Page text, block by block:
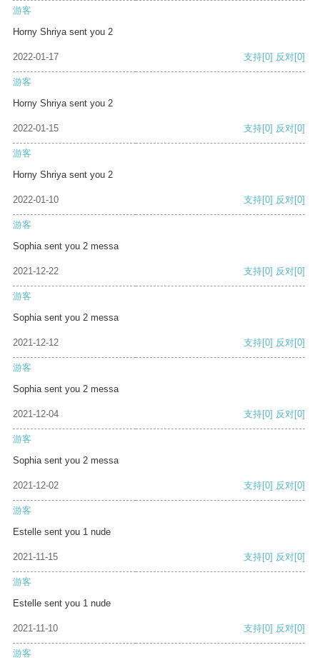
游客
Horny Shriya sent you 2
2022-01-17 支持[0] 反对[0]
游客
Horny Shriya sent you 2
2022-01-15 支持[0] 反对[0]
游客
Horny Shriya sent you 2
2022-01-10 支持[0] 反对[0]
游客
Sophia sent you 2 messa
2021-12-22 支持[0] 反对[0]
游客
Sophia sent you 2 messa
2021-12-12 支持[0] 反对[0]
游客
Sophia sent you 2 messa
2021-12-04 支持[0] 反对[0]
游客
Sophia sent you 2 messa
2021-12-02 支持[0] 反对[0]
游客
Estelle sent you 1 nude
2021-11-15 支持[0] 反对[0]
游客
Estelle sent you 1 nude
2021-11-10 支持[0] 反对[0]
游客